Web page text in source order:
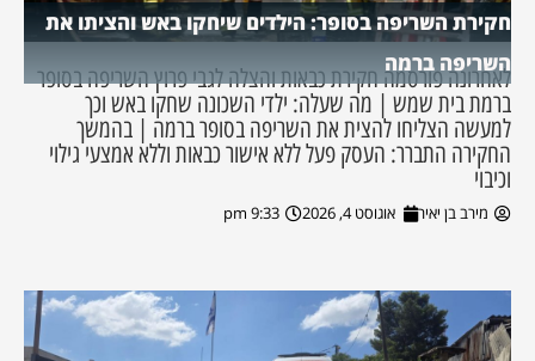
חקירת השריפה בסופר: הילדים שיחקו באש והציתו את
השריפה ברמה
לאחרונה פורסמה חקירת כבאות והצלה לגבי פרוץ השריפה בסופר
ברמת בית שמש | מה שעלה: ילדי השכונה שחקו באש וכך
למעשה הצליחו להצית את השריפה בסופר ברמה | בהמשך
החקירה התברר: העסק פעל ללא אישור כבאות וללא אמצעי גילוי
וכיבוי
מירב בן יאיר אוגוסט 4, 2026 9:33 pm